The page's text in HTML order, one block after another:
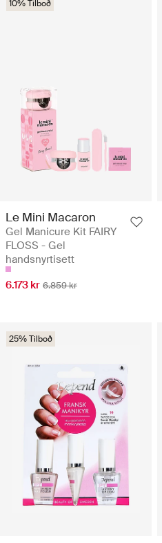
10% Tilboð
Le Mini Macaron
Gel Manicure Kit FAIRY
FLOSS - Gel
handsnyrtisett
6.173 kr 6.859 kr
25% Tilboð